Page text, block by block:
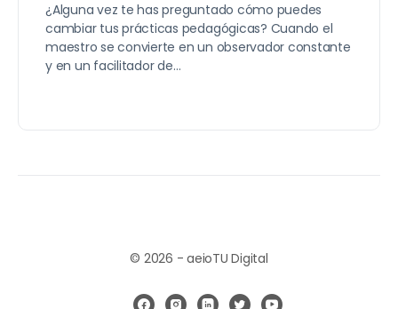
¿Alguna vez te has preguntado cómo puedes
cambiar tus prácticas pedagógicas? Cuando el
maestro se convierte en un observador constante
y en un facilitador de…
© 2026 - aeioTU Digital